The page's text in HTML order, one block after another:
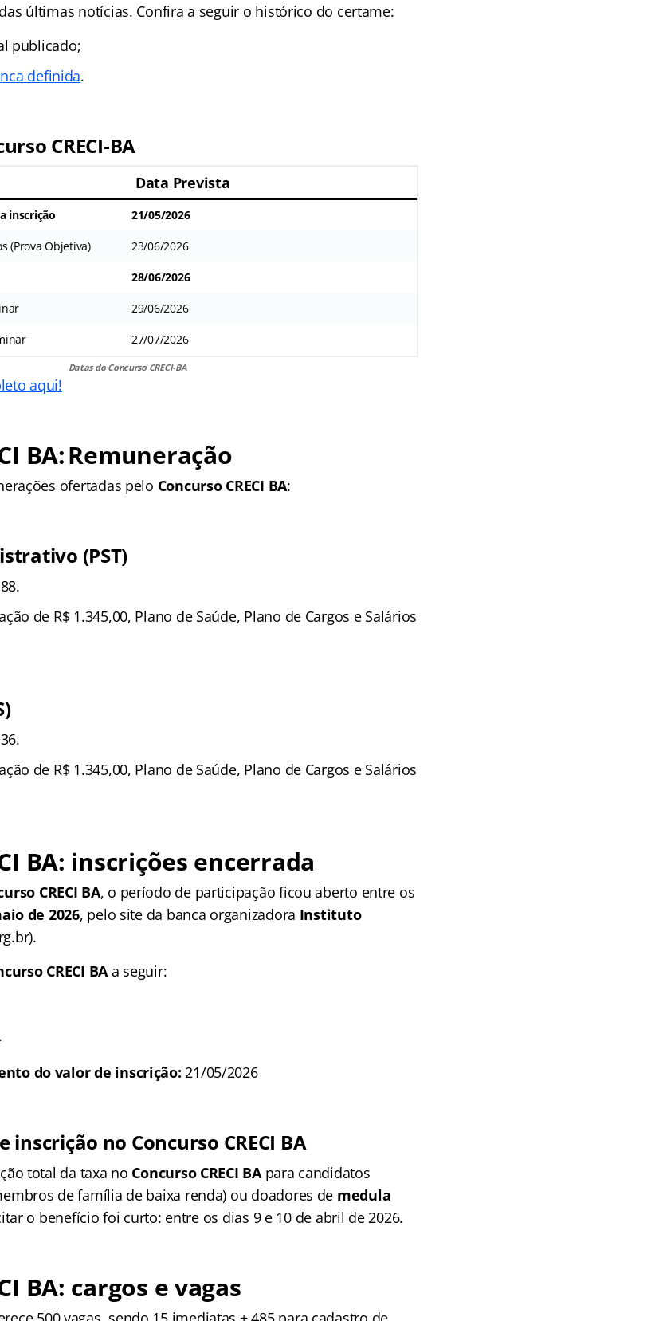
últimas notícias. Confira a seguir o histórico do certame:
publicado;
definida.
CRECI-BA
Data Prevista
inscrição 21/05/2026
(Prova Objetiva) 23/06/2026
28/06/2026
29/06/2026
27/07/2026
Datas do Concurso CRECI-BA
aqui!
BA: Remuneração
ofertadas pelo Concurso CRECI BA:
(PST)
de R$ 1.345,00, Plano de Saúde, Plano de Cargos e Salários
de R$ 1.345,00, Plano de Saúde, Plano de Cargos e Salários
BA: inscrições encerrada
CRECI BA, o período de participação ficou aberto entre os
de 2026, pelo site da banca organizadora Instituto
CRECI BAa seguir:
do valor de inscrição:21/05/2026
inscrição no Concurso CRECI BA
total da taxa no Concurso CRECI BApara candidatos
de família de baixa renda) ou doadores de medula
o benefício foi curto: entre os dias 9 e 10 de abril de 2026.
BA: cargos e vagas